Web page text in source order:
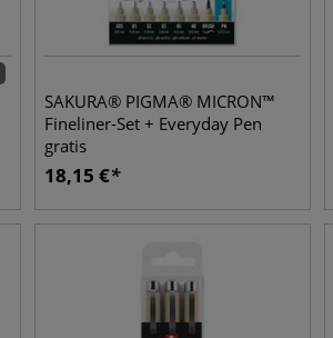
SAKURA® PIGMA® MICRON™
Fineliner-Set + Everyday Pen
gratis
18,15 €